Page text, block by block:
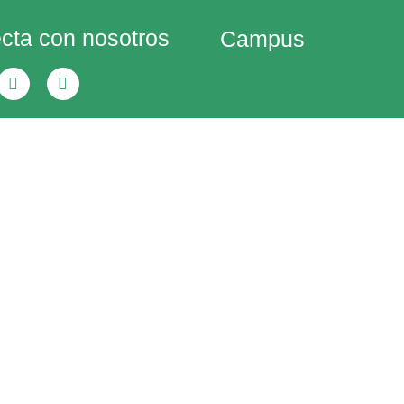
con nosotros Campus